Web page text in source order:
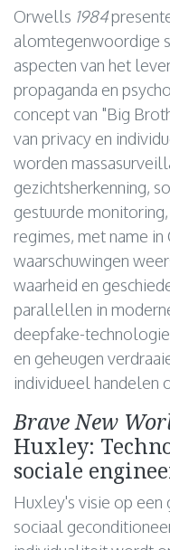
Orwells 1984
alomtegenwoordige
aspecten van het
propaganda en
concept van "Big
van privacy en
worden
gezichtsherkenning,
gestuurde
regimes, met name
waarschuwingen
waarheid en
parallellen in
deepfake-
en geheugen
individueel handelen
Brave New
Huxley:
sociale
Huxley's visie op een
sociaal